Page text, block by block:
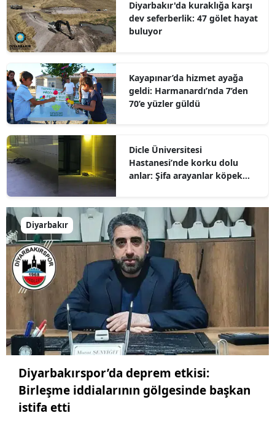
Diyarbakır'da kuraklığa karşı
dev seferberlik: 47 gölet hayat
buluyor
Kayapınar’da hizmet ayağa
geldi: Harmanardı’nda 7’den
70’e yüzler güldü
Dicle Üniversitesi
Hastanesi’nde korku dolu
anlar: Şifa arayanlar köpek
Diyarbakır
Diyarbakırspor’da deprem etkisi:
Birleşme iddialarının gölgesinde başkan
istifa etti